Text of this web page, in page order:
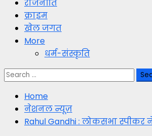
राजनीति
क्राइम
खेल जगत
More
धर्म-संस्कृति
Search
Home
नेशनल न्यूज़
Rahul Gandhi : लोकसभा स्पीकर